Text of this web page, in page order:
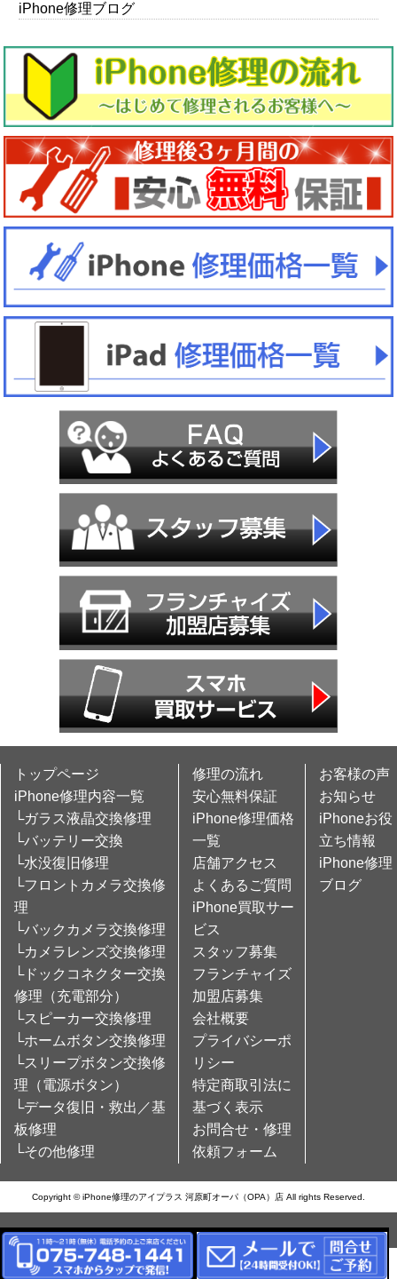
iPhone修理ブログ
トップページ
iPhone修理内容一覧
└ガラス液晶交換修理
└バッテリー交換
└水没復旧修理
└フロントカメラ交換修
理
└バックカメラ交換修理
└カメラレンズ交換修理
└ドックコネクター交換
修理（充電部分）
└スピーカー交換修理
└ホームボタン交換修理
└スリープボタン交換修
理（電源ボタン）
└データ復旧・救出／基
板修理
└その他修理
修理の流れ
安心無料保証
iPhone修理価格
一覧
店舗アクセス
よくあるご質問
iPhone買取サー
ビス
スタッフ募集
フランチャイズ
加盟店募集
会社概要
プライバシーポ
リシー
特定商取引法に
基づく表示
お問合せ・修理
依頼フォーム
お客様の声
お知らせ
iPhoneお役
立ち情報
iPhone修理
ブログ
Copyright © iPhone修理のアイプラス 河原町オーパ（OPA）店 All rights Reserved.